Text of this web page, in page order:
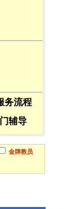
务流程
辅导
金牌教员